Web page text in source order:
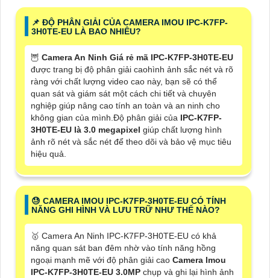
📌 ĐỘ PHÂN GIẢI CỦA CAMERA IMOU IPC-K7FP-
3H0TE-EU LÀ BAO NHIÊU?
🦉 Camera An Ninh Giá rẻ mã IPC-K7FP-3H0TE-EU
được trang bị độ phân giải caohình ảnh sắc nét và rõ
ràng với chất lượng video cao này, bạn sẽ có thể
quan sát và giám sát một cách chi tiết và chuyên
nghiệp giúp nâng cao tính an toàn và an ninh cho
không gian của mình.Độ phân giải của IPC-K7FP-
3H0TE-EU là 3.0 megapixel giúp chất lượng hình
ảnh rõ nét và sắc nét để theo dõi và bảo vệ mục tiêu
hiệu quả.
😓 CAMERA IMOU IPC-K7FP-3H0TE-EU CÓ TÍNH
NĂNG GHI HÌNH VÀ LƯU TRỮ NHƯ THẾ NÀO?
🥇 Camera An Ninh IPC-K7FP-3H0TE-EU có khả
năng quan sát ban đêm nhờ vào tính năng hồng
ngoại mạnh mẽ với độ phân giải cao Camera Imou
IPC-K7FP-3H0TE-EU 3.0MP chụp và ghi lại hình ảnh